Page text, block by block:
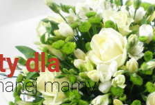
dla
mamy